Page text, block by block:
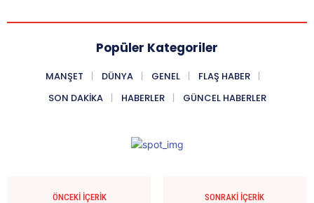
Popüler Kategoriler
MANŞET DÜNYA GENEL
FLAŞ HABER
SON DAKIKA
HABERLER GÜNCEL HABERLER
ÖNCEKI İÇERIK SONRAKI İÇERIK